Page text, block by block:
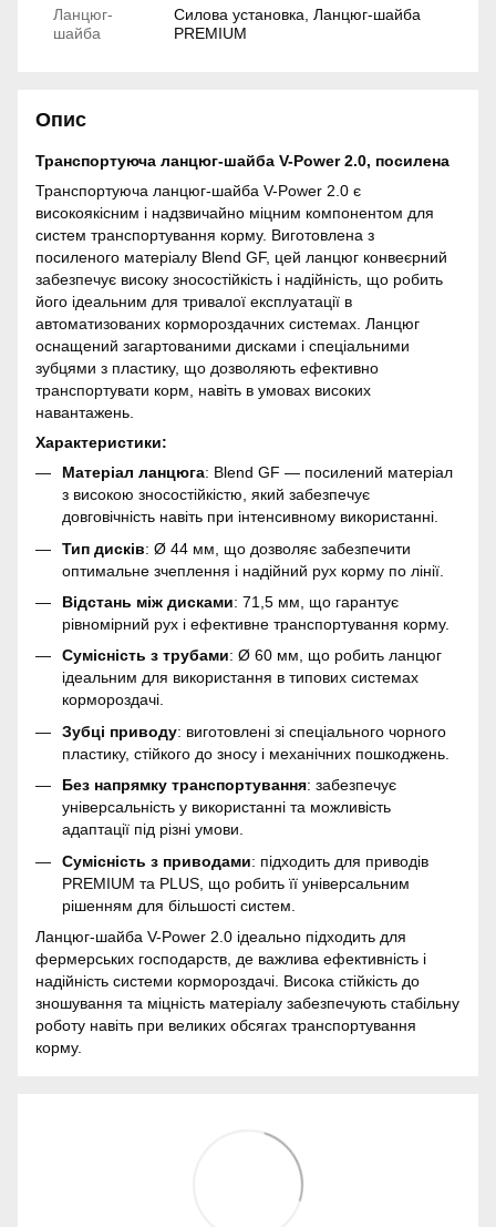
Ланцюг-
шайба
Силова установка, Ланцюг-шайба
PREMIUM
Опис
Транспортуюча ланцюг-шайба V-Power 2.0, посилена
Транспортуюча ланцюг-шайба V-Power 2.0 є
високоякісним і надзвичайно міцним компонентом для
систем транспортування корму. Виготовлена з
посиленого матеріалу Blend GF, цей ланцюг конвеєрний
забезпечує високу зносостійкість і надійність, що робить
його ідеальним для тривалої експлуатації в
автоматизованих кормороздачних системах. Ланцюг
оснащений загартованими дисками і спеціальними
зубцями з пластику, що дозволяють ефективно
транспортувати корм, навіть в умовах високих
навантажень.
Характеристики:
Матеріал ланцюга: Blend GF — посилений матеріал
з високою зносостійкістю, який забезпечує
довговічність навіть при інтенсивному використанні.
Тип дисків: Ø 44 мм, що дозволяє забезпечити
оптимальне зчеплення і надійний рух корму по лінії.
Відстань між дисками: 71,5 мм, що гарантує
рівномірний рух і ефективне транспортування корму.
Сумісність з трубами: Ø 60 мм, що робить ланцюг
ідеальним для використання в типових системах
кормороздачі.
Зубці приводу: виготовлені зі спеціального чорного
пластику, стійкого до зносу і механічних пошкоджень.
Без напрямку транспортування: забезпечує
універсальність у використанні та можливість
адаптації під різні умови.
Сумісність з приводами: підходить для приводів
PREMIUM та PLUS, що робить її універсальним
рішенням для більшості систем.
Ланцюг-шайба V-Power 2.0 ідеально підходить для
фермерських господарств, де важлива ефективність і
надійність системи кормороздачі. Висока стійкість до
зношування та міцність матеріалу забезпечують стабільну
роботу навіть при великих обсягах транспортування
корму.